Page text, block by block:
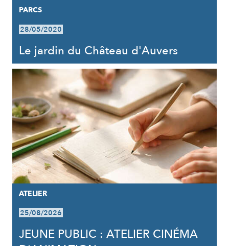
PARCS
28/05/2020
Le jardin du Château d'Auvers
ATELIER
25/08/2026
JEUNE PUBLIC : ATELIER CINÉMA